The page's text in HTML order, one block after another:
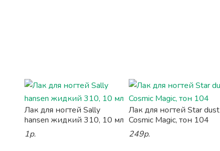
Лак для ногтей Sally
hansen жидкий 310, 10 мл
1р.
Лак для ногтей Star dust
Cosmic Magic, тон 104
249р.